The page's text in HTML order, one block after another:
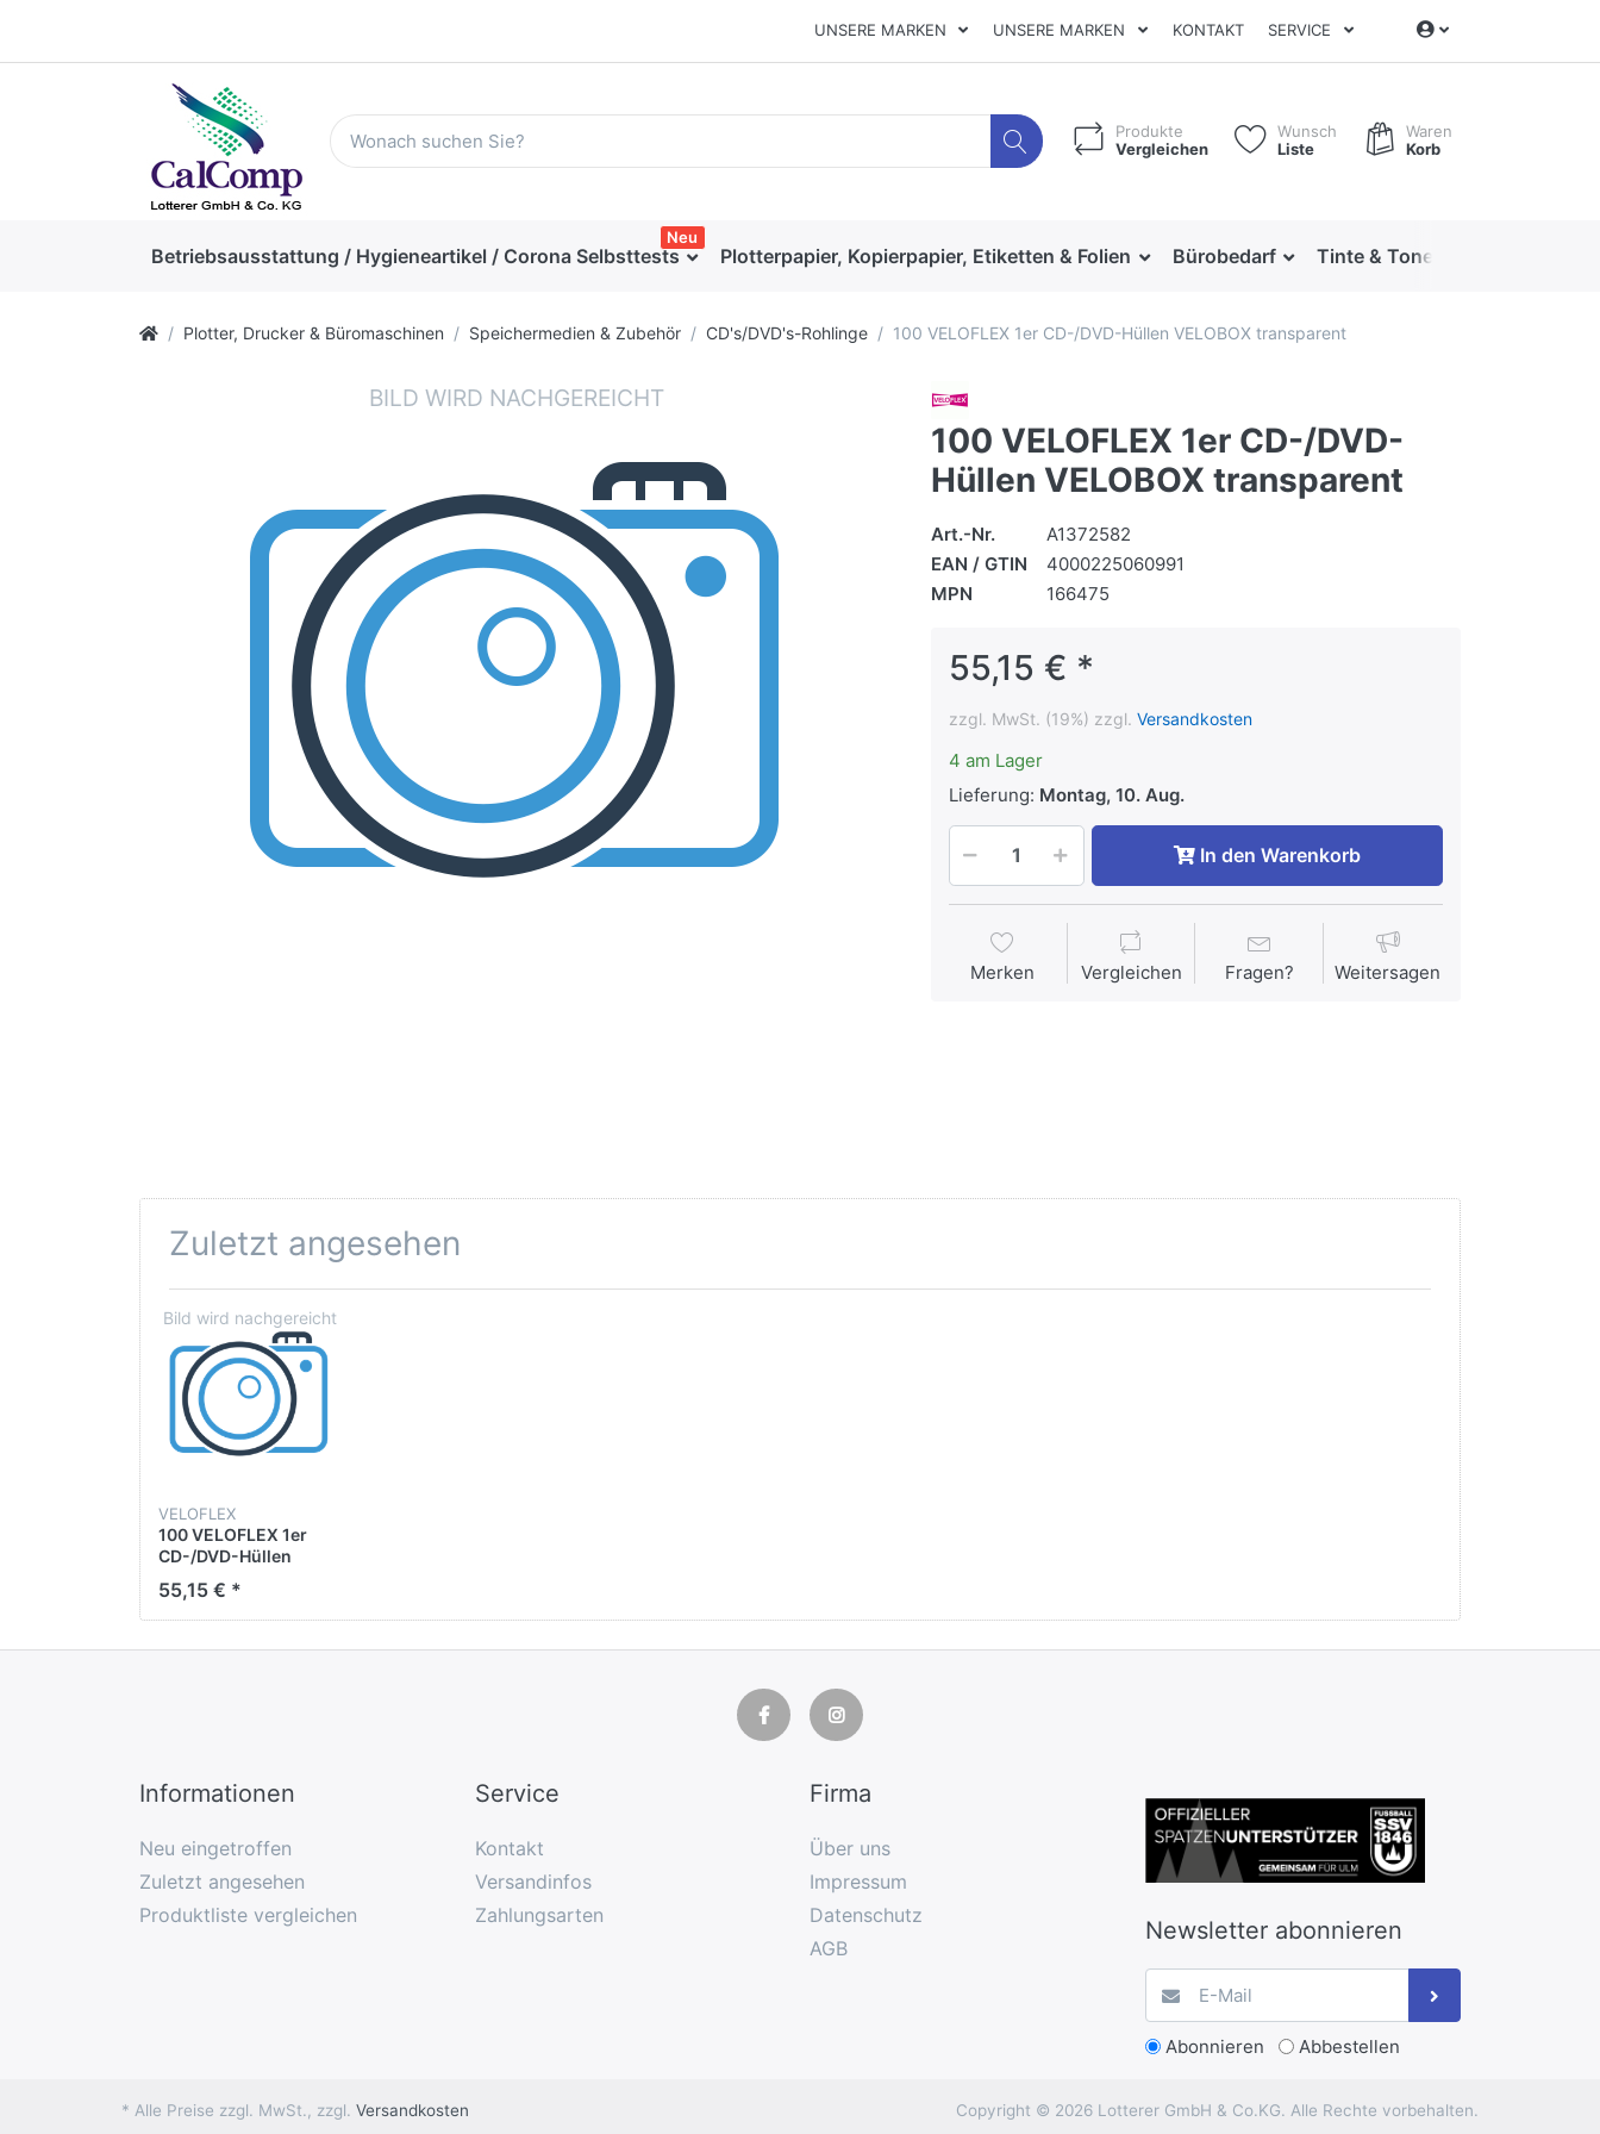
UNSERE MARKEN UNSERE MARKEN KONTAKT SERVICE
Produkte
Vergleichen
Wunsch
Liste
Waren
Korb
Betriebsausstattung / Hygieneartikel / Corona Selbsttests
Neu
Plotterpapier, Kopierpapier, Etiketten & Folien Bürobedarf Tinte & Toner
Plotter, Drucker & Büromaschinen Speichermedien & Zubehör CD's/DVD's-Rohlinge 100 VELOFLEX 1er CD-/DVD-Hüllen VELOBOX transparent
100 VELOFLEX 1er CD-/DVD-
Hüllen VELOBOX transparent
Art.-Nr.
A1372582
EAN / GTIN
4000225060991
MPN
166475
55,15 € *
zzgl. MwSt. (19%) zzgl. Versandkosten
4 am Lager
Lieferung: Montag, 10. Aug.
In den Warenkorb
Merken Vergleichen Fragen? Weitersagen
Zuletzt angesehen
VELOFLEX
100 VELOFLEX 1er
CD-/DVD-Hüllen
55,15 € *
Informationen
Neu eingetroffen
Zuletzt angesehen
Produktliste vergleichen
Service
Kontakt
Versandinfos
Zahlungsarten
Firma
Über uns
Impressum
Datenschutz
AGB
Newsletter abonnieren
Abonnieren Abbestellen
* Alle Preise zzgl. MwSt., zzgl. Versandkosten Copyright © 2026 Lotterer GmbH & Co.KG. Alle Rechte vorbehalten.